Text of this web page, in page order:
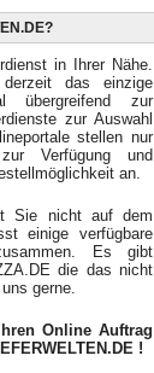
in Ihrer Nähe.
derzeit das einzige
übergreifend zur
zur Auswahl
stellen nur
Verfügung und
an.
Sie nicht auf dem
einige verfügbare
Es gibt
die das nicht
gerne.
Online Auftrag
!